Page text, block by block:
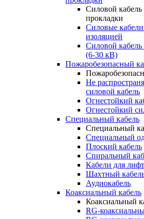
Силовой кабель
прокладки
Силовые
изоляцией
Силовой кабель
(6-30 кВ)
Пожаробезопасный
Не
силовой кабель
Огнестойкий
Огнестойкий
Специальный кабель
Специальный
Специальный
Плоский кабель
Спиральный
Кабели для
Шахтный
Аудиокабель
Коаксиальный кабель
Коаксиальный
RG-